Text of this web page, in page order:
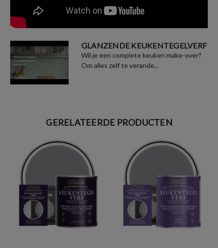
GLANZENDE KEUKENTEGELVERF
Wil je een complete keuken make-over?
Om alles zelf te verande...
GERELATEERDE PRODUCTEN